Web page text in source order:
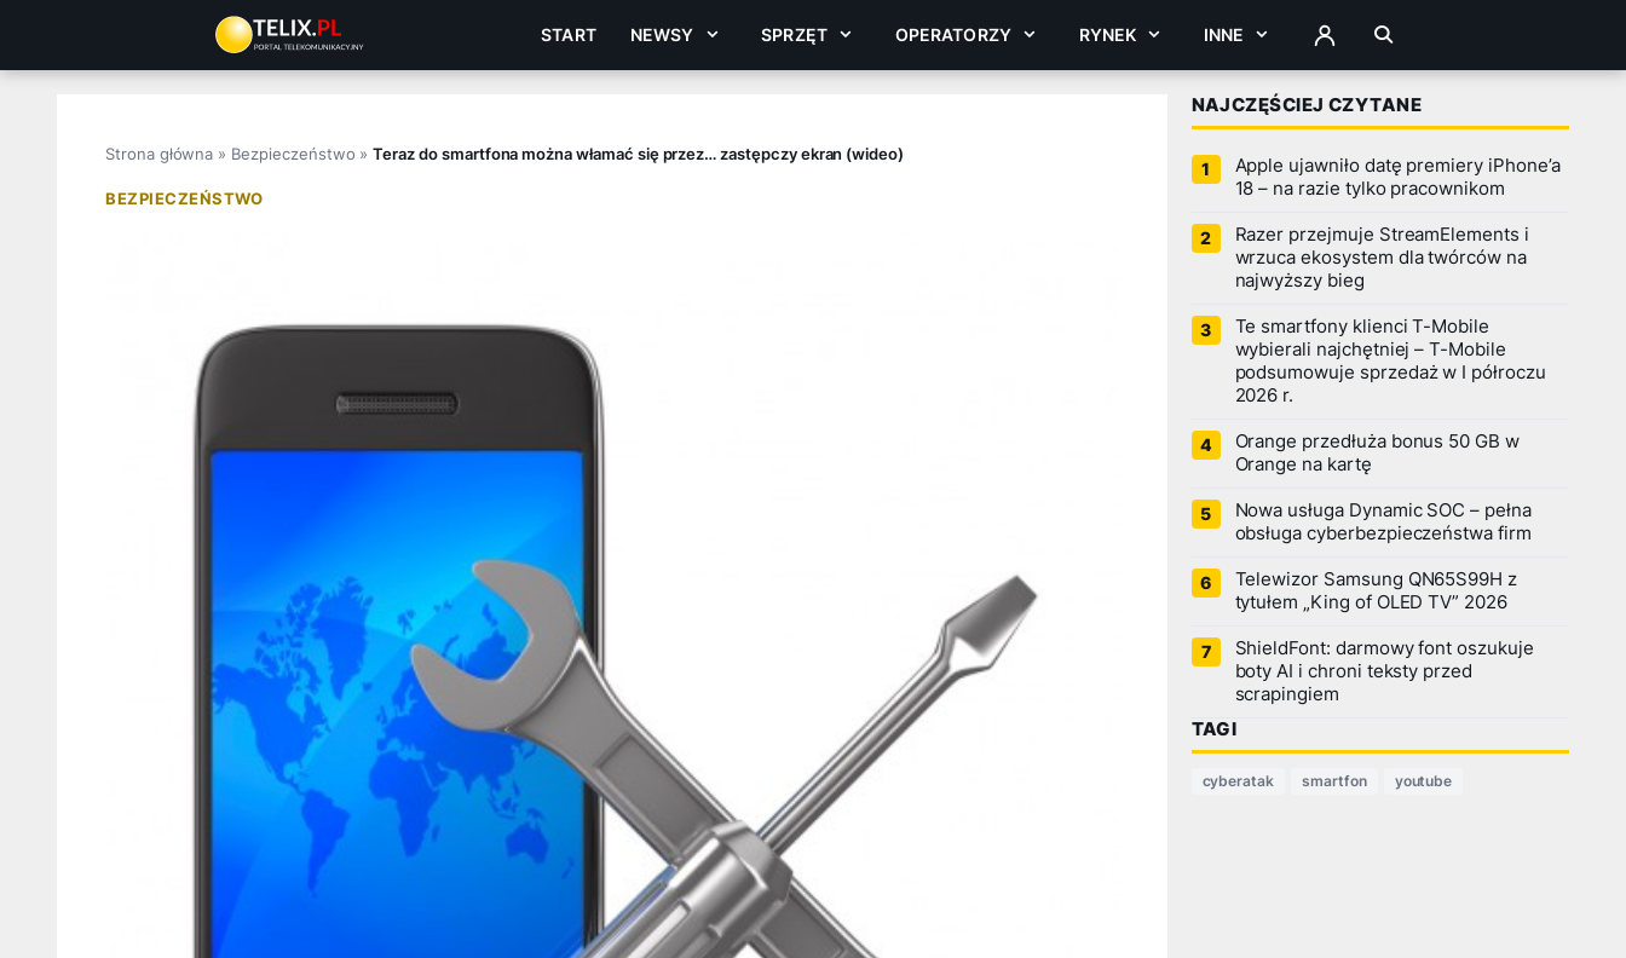
treści
START NEWSY SPRZĘT OPERATORZY RYNEK INNE ZALOGUJ
Strona główna » Bezpieczeństwo »Teraz do smartfona można włamać się przez… zastępczy ekran (wideo)
BEZPIECZEŃSTWO
NAJCZĘŚCIEJ CZYTANE
Apple ujawniło datę premiery iPhone’a
18 – na razie tylko pracownikom
Razer przejmuje StreamElements i
wrzuca ekosystem dla twórców na
najwyższy bieg
Te smartfony klienci T-Mobile
wybierali najchętniej – T-Mobile
podsumowuje sprzedaż w I półroczu
2026 r.
Orange przedłuża bonus 50 GB w
Orange na kartę
Nowa usługa Dynamic SOC – pełna
obsługa cyberbezpieczeństwa firm
Telewizor Samsung QN65S99H z
tytułem „King of OLED TV” 2026
ShieldFont: darmowy font oszukuje
boty AI i chroni teksty przed
scrapingiem
TAGI
cyberatak smartfon youtube